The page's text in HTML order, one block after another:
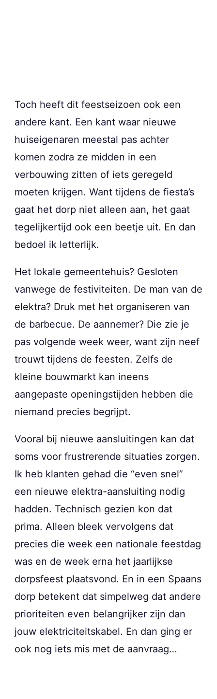
Toch heeft dit feestseizoen ook een
andere kant. Een kant waar nieuwe
huiseigenaren meestal pas achter
komen zodra ze midden in een
verbouwing zitten of iets geregeld
moeten krijgen. Want tijdens de fiesta’s
gaat het dorp niet alleen aan, het gaat
tegelijkertijd ook een beetje uit. En dan
bedoel ik letterlijk.
Het lokale gemeentehuis? Gesloten
vanwege de festiviteiten. De man van de
elektra? Druk met het organiseren van
de barbecue. De aannemer? Die zie je
pas volgende week weer, want zijn neef
trouwt tijdens de feesten. Zelfs de
kleine bouwmarkt kan ineens
aangepaste openingstijden hebben die
niemand precies begrijpt.
Vooral bij nieuwe aansluitingen kan dat
soms voor frustrerende situaties zorgen.
Ik heb klanten gehad die “even snel”
een nieuwe elektra-aansluiting nodig
hadden. Technisch gezien kon dat
prima. Alleen bleek vervolgens dat
precies die week een nationale feestdag
was en de week erna het jaarlijkse
dorpsfeest plaatsvond. En in een Spaans
dorp betekent dat simpelweg dat andere
prioriteiten even belangrijker zijn dan
jouw elektriciteitskabel. En dan ging er
ook nog iets mis met de aanvraag…